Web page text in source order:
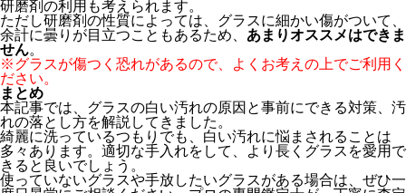
研磨剤の利用も考えられます。
ただし研磨剤の性質によっては、グラスに細かい傷がついて、
余計に曇りが目立つこともあるため、 あまりオススメはできま
せん。
※グラスが傷つく恐れがあるので、よくお考えの上でご利用く
ださい。
まとめ
本記事では、グラスの白い汚れの原因と事前にできる対策、汚
れの落とし方を解説してきました。
綺麗に洗っているつもりでも、白い汚れに悩まされることは
多々あります。適切な手入れをして、より長くグラスを愛用で
きると良いでしょう。
使っていないグラスや手放したいグラスがある場合は、ぜひ一